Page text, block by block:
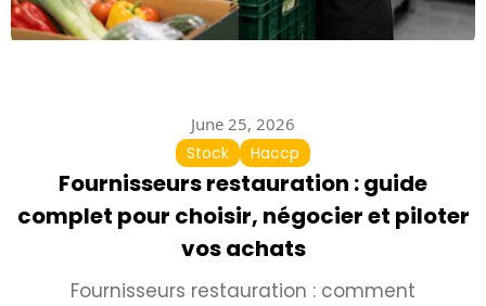
June 25, 2026
Stock
Haccp
Fournisseurs restauration : guide
complet pour choisir, négocier et piloter
vos achats
Fournisseurs restauration : comment